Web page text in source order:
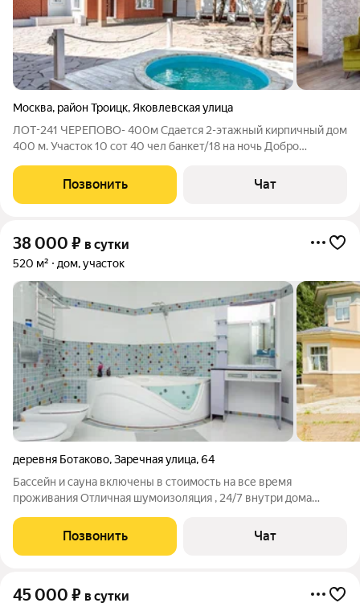
Москва, район Троицк, Яковлевская улица
ЛОТ-241 ЧЕРЕПОВО- 400м Сдается 2-этажный кирпичный дом
400 м. Участок 10 сот 40 чел банкет/18 на ночь Добро
Принимаем банкеты до 40 гостей! Банкетный зал с
профессиональным оборудованием! -
Позвонить Чат
38 000 ₽ в сутки
520 м² дом, участок
деревня Ботаково,Заречная улица,64
Бассейн и сауна включены в стоимость на все время
проживания Отличная шумоизоляция , 24/7 внутри дома
территория, большая парковка. Удобная транспортная
доступность, 20 км от МКАД по Калужскому шоссе
Позвонить Чат
45 000 ₽ в сутки